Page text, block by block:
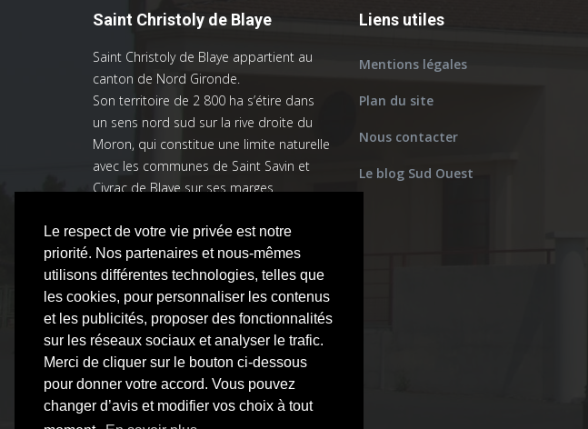
Le respect de votre vie privée est notre
priorité. Nos partenaires et nous-mêmes
utilisons différentes technologies, telles que
les cookies, pour personnaliser les contenus
et les publicités, proposer des fonctionnalités
sur les réseaux sociaux et analyser le trafic.
Merci de cliquer sur le bouton ci-dessous
pour donner votre accord. Vous pouvez
changer d’avis et modifier vos choix à tout
Saint Christoly de Blaye
Saint Christoly de Blaye appartient au
canton de Nord Gironde.
Son territoire de 2 800 ha s’étire dans
un sens nord sud sur la rive droite du
Moron, qui constitue une limite naturelle
avec les communes de Saint Savin et
Civrac de Blaye sur ses marges
La commune appartient à la
communauté de communes de Blaye.
Liens utiles
Mentions légales
Plan du site
Nous contacter
Le blog Sud Ouest